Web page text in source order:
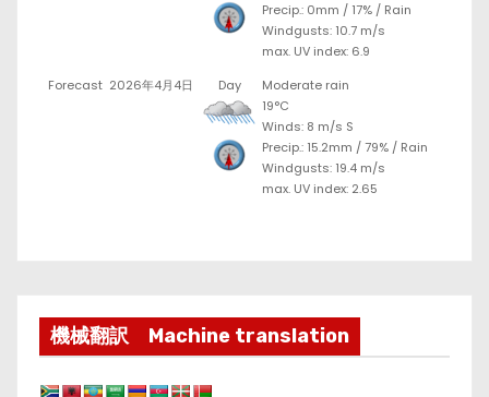
Precip.: 0mm / 17% / Rain
Windgusts: 10.7 m/s
max. UV index: 6.9
Forecast 2026年4月4日 Day
Moderate rain
19°C
Winds: 8 m/s S
Precip.: 15.2mm /79% / Rain
Windgusts: 19.4 m/s
max. UV index: 2.65
機械翻訳 Machine translation